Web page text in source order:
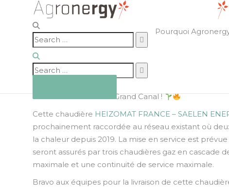
Search
for:
Pourquoi
Search
Agronergy > Ressources> >
Grutage de
biomasse à Clamart
12 juillet 2024
Technique
Ville de Clamart
– Zac Grand Canal !
Cette chaudière HEIZOMAT FRANCE – SAELEN
prochainement raccordée au réseau existant où
la chaleur depuis 2019. La mise en service est
seront assurés par trois chaudières gaz en cascade
maximale et une continuité de service maximale.
Bravo aux équipes pour la livraison de cette